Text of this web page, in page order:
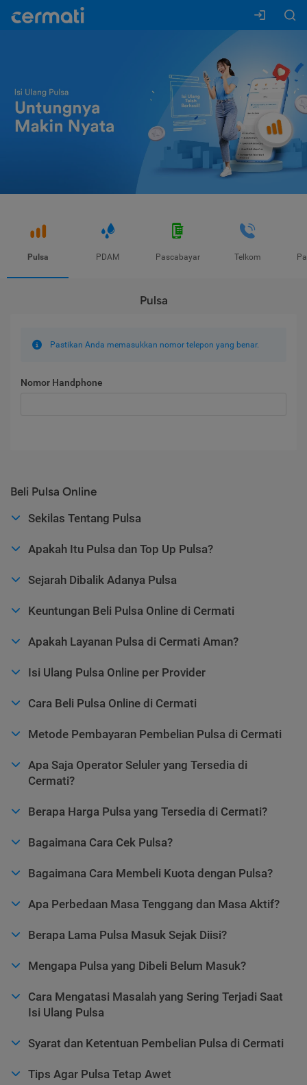
Pulsa PDAM Pascabayar Telkom
Pulsa
Pastikan Anda memasukkan nomor telepon yang benar.
Nomor Handphone
Beli Pulsa Online
Sekilas Tentang Pulsa
Apakah Itu Pulsa dan Top Up Pulsa?
Sejarah Dibalik Adanya Pulsa
Keuntungan Beli Pulsa Online di Cermati
Apakah Layanan Pulsa di Cermati Aman?
Isi Ulang Pulsa Online per Provider
Cara Beli Pulsa Online di Cermati
Metode Pembayaran Pembelian Pulsa di Cermati
Apa Saja Operator Seluler yang Tersedia di
Cermati?
Berapa Harga Pulsa yang Tersedia di Cermati?
Bagaimana Cara Cek Pulsa?
Bagaimana Cara Membeli Kuota dengan Pulsa?
Apa Perbedaan Masa Tenggang dan Masa Aktif?
Berapa Lama Pulsa Masuk Sejak Diisi?
Mengapa Pulsa yang Dibeli Belum Masuk?
Cara Mengatasi Masalah yang Sering Terjadi Saat
Isi Ulang Pulsa
Syarat dan Ketentuan Pembelian Pulsa di Cermati
Tips Agar Pulsa Tetap Awet